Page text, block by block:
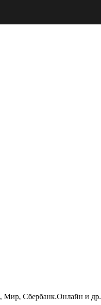
Мир, Сбербанк.Онлайн и др.